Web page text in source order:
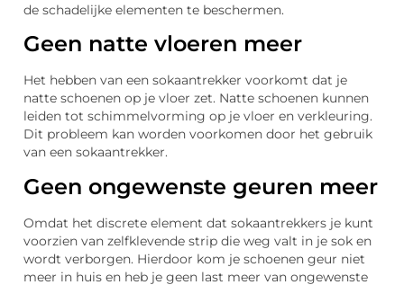
de schadelijke elementen te beschermen.
Geen natte vloeren meer
Het hebben van een sokaantrekker voorkomt dat je
natte schoenen op je vloer zet. Natte schoenen kunnen
leiden tot schimmelvorming op je vloer en verkleuring.
Dit probleem kan worden voorkomen door het gebruik
van een sokaantrekker.
Geen ongewenste geuren meer
Omdat het discrete element dat sokaantrekkers je kunt
voorzien van zelfklevende strip die weg valt in je sok en
wordt verborgen. Hierdoor kom je schoenen geur niet
meer in huis en heb je geen last meer van ongewenste